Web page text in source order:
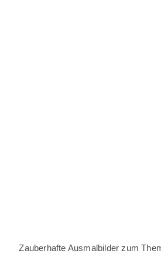
Zauberhafte Ausmalbilder zum